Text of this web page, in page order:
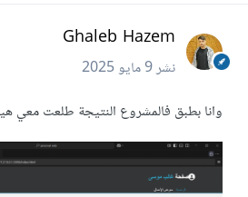
Ghaleb Hazem
نشر9 مايو 2025
وانا بطبق فالمشروع النتيجة طلعت معي